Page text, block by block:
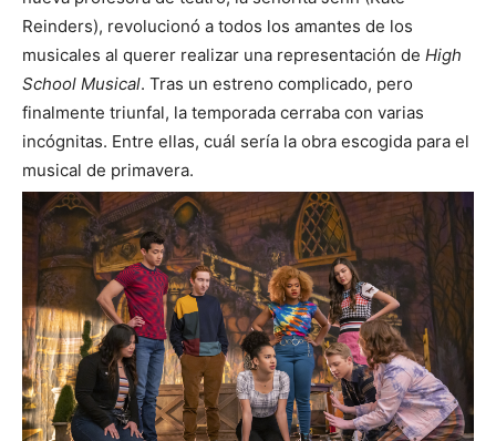
Reinders), revolucionó a todos los amantes de los
musicales al querer realizar una representación de High
School Musical. Tras un estreno complicado, pero
finalmente triunfal, la temporada cerraba con varias
incógnitas. Entre ellas, cuál sería la obra escogida para el
musical de primavera.